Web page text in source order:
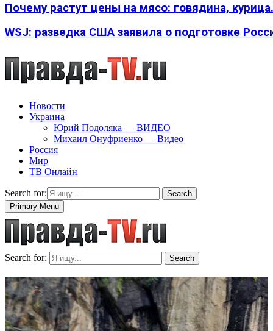
Почему растут цены на мясо: говядина,
WSJ: разведка США заявила о подготовке
Новости
Украина
Юрий Подоляка — ВИДЕО
Михаил Онуфриенко — Видео
Россия
Мир
ТВ Онлайн
Search for:
Search
Primary Menu
Search for: Search